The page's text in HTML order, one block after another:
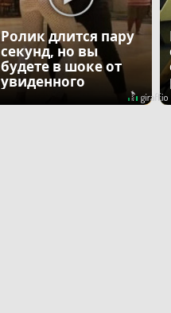
Ролик длится пару
секунд, но вы
будете в шоке от
увиденного